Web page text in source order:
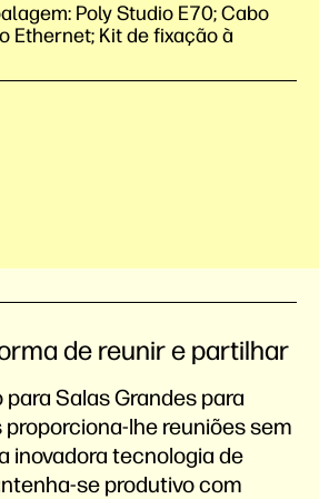
Poly Studio E70; Cabo
Ethernet; Kit de fixação à
de reunir e partilhar
Salas Grandes para
proporciona-lhe reuniões sem
inovadora tecnologia de
se produtivo com